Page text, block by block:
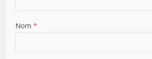
Nom*